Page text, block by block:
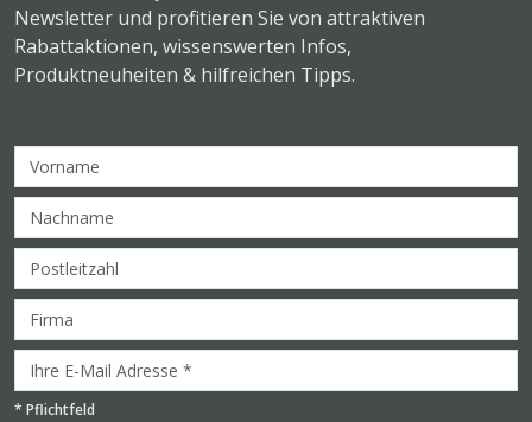
Newsletter und profitieren Sie von attraktiven
Rabattaktionen, wissenswerten Infos,
Produktneuheiten & hilfreichen Tipps.
* Pflichtfeld